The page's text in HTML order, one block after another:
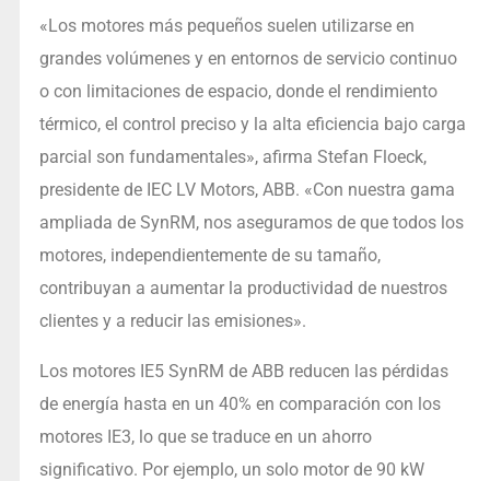
«Los motores más pequeños suelen utilizarse en
grandes volúmenes y en entornos de servicio continuo
o con limitaciones de espacio, donde el rendimiento
térmico, el control preciso y la alta eficiencia bajo carga
parcial son fundamentales», afirma Stefan Floeck,
presidente de IEC LV Motors, ABB. «Con nuestra gama
ampliada de SynRM, nos aseguramos de que todos los
motores, independientemente de su tamaño,
contribuyan a aumentar la productividad de nuestros
clientes y a reducir las emisiones».
Los motores IE5 SynRM de ABB reducen las pérdidas
de energía hasta en un 40% en comparación con los
motores IE3, lo que se traduce en un ahorro
significativo. Por ejemplo, un solo motor de 90 kW